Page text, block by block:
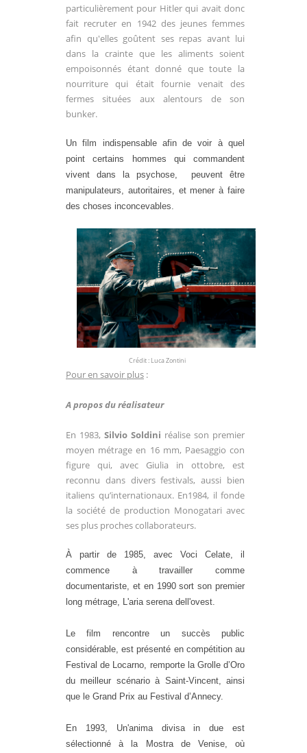
particulièrement pour Hitler qui avait donc
fait recruter en 1942 des jeunes femmes
afin qu'elles goûtent ses repas avant lui
dans la crainte que les aliments soient
empoisonnés étant donné que toute la
nourriture qui était fournie venait des
fermes situées aux alentours de son
bunker.
Un film indispensable afin de voir à quel
point certains hommes qui commandent
vivent dans la psychose, peuvent être
manipulateurs, autoritaires, et mener à faire
des choses inconcevables.
Crédit : Luca Zontini
Pour en savoir plus :
A propos du réalisateur
En 1983, Silvio Soldini réalise son premier
moyen métrage en 16 mm, Paesaggio con
figure qui, avec Giulia in ottobre, est
reconnu dans divers festivals, aussi bien
italiens qu’internationaux. En1984, il fonde
la société de production Monogatari avec
ses plus proches collaborateurs.
À partir de 1985, avec Voci Celate, il
commence à travailler comme
documentariste, et en 1990 sort son premier
long métrage,
L'aria serena dell'ovest.
Le film rencontre un succès public
considérable, est présenté en compétition au
Festival de Locarno, remporte la Grolle d’Oro
du meilleur scénario à Saint-Vincent, ainsi
que le Grand Prix au Festival d’Annecy.
En 1993, Un'anima divisa in due est
sélectionné à la Mostra de Venise, où